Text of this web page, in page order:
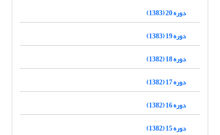
دوره 20 (1383)
دوره 19 (1383)
دوره 18 (1382)
دوره 17 (1382)
دوره 16 (1382)
دوره 15 (1382)